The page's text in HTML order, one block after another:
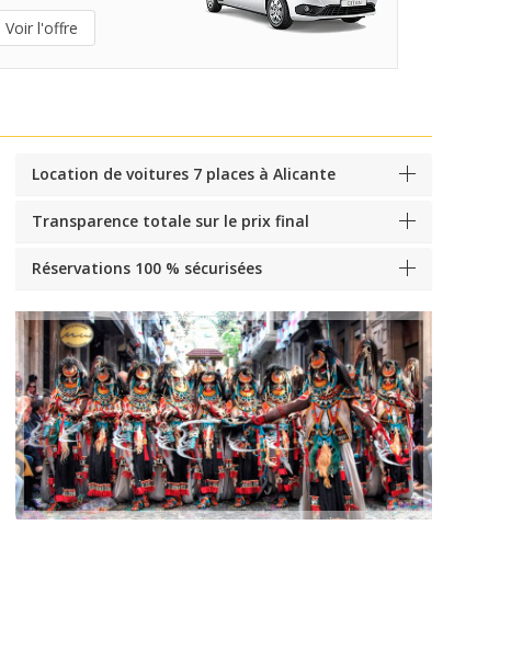
Voir l'offre
Location de voitures 7 places à Alicante
Transparence totale sur le prix final
Réservations 100 % sécurisées